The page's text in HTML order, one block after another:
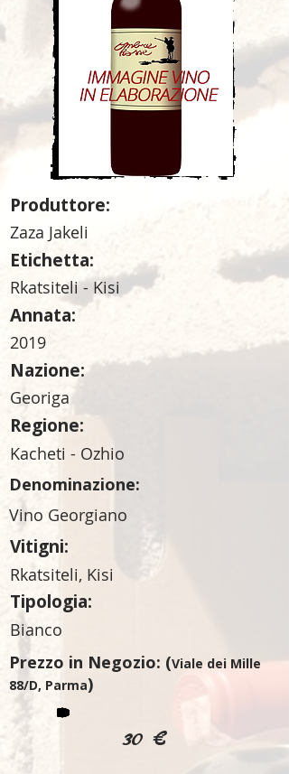
Produttore:
Zaza Jakeli
Etichetta:
Rkatsiteli - Kisi
Annata:
2019
Nazione:
Georiga
Regione:
Kacheti - Ozhio
Denominazione:
Vino Georgiano
Vitigni:
Rkatsiteli, Kisi
Tipologia:
Bianco
Prezzo in Negozio: (Viale dei Mille
88/D, Parma)
30 €